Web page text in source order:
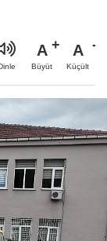
A
Büyüt
A
Küçült